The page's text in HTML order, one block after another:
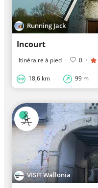
Running Jack
Incourt
Itinéraire à pied · 0 ·
18,6 km 99 m
VISIT Wallonia